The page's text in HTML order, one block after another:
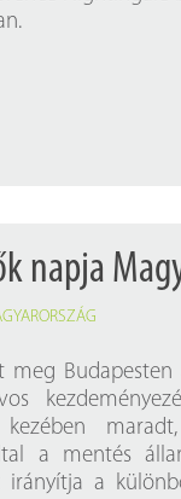
napja
meg
kezében
a mentés
irányítja a